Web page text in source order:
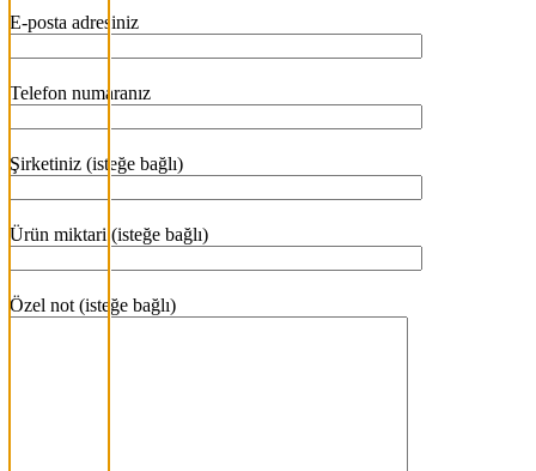
E-posta adresiniz
Telefon numaranız
Şirketiniz (isteğe bağlı)
Ürün miktari (isteğe bağlı)
Özel not (isteğe bağlı)